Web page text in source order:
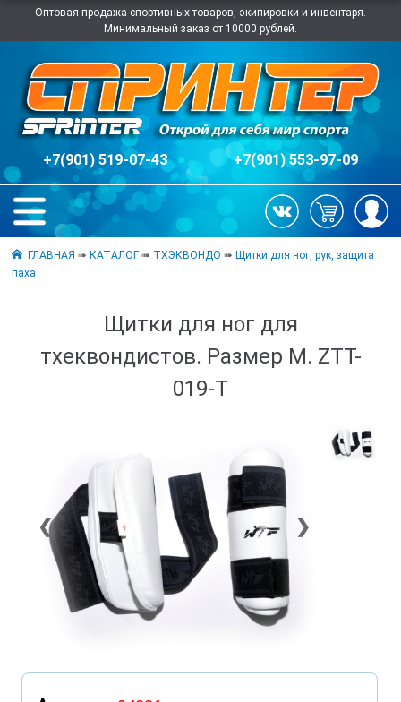
Оптовая продажа спортивных товаров, экипировки и инвентаря.
Минимальный заказ от 10000 рублей.
+7(901) 519-07-43 +7(901) 553-97-09
ГЛАВНАЯ ➠КАТАЛОГ ➠ ТХЭКВОНДО ➠Щитки для ног, рук, защита
паха
Щитки для ног для
тхеквондистов. Размер М. ZTT-
019-T
❮ ❯